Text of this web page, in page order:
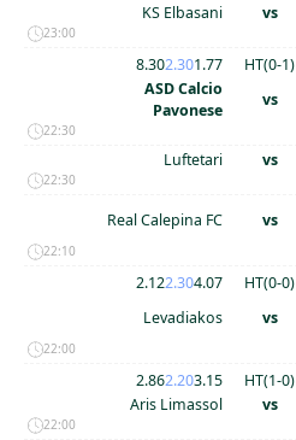
KS Elbasani vs
23:00
8.302.301.77 HT(0-1)
ASD Calcio
Pavonese
vs
22:30
Luftetari vs
22:30
Real Calepina FC vs
22:10
2.122.304.07 HT(0-0)
Levadiakos
vs
22:00
2.862.203.15 HT(1-0)
Aris Limassol
vs
22:00